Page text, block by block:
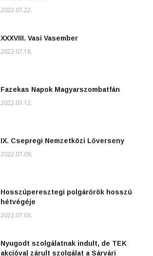
2022.07.22.
XXXVIII. Vasi Vasember
2022.07.18.
Fazekas Napok Magyarszombatfán
2022.07.12.
IX. Csepregi Nemzetközi Lőverseny
2022.07.09.
Hosszúperesztegi polgárőrök hosszú
hétvégéje
2022.07.03.
Nyugodt szolgálatnak indult, de TEK
akcióval zárult szolgálat a Sárvári